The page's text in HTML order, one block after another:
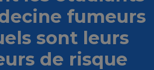
fumeurs
sont leurs
de risque